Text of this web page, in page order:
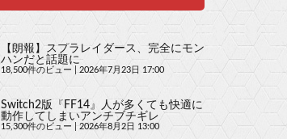
【朗報】スプラレイダース、完全にモン
ハンだと話題に
18,500件のビュー 2026年7月23日 17:00
Switch2版『FF14』人が多くても快適に
動作してしまいアンチブチギレ
15,300件のビュー 2026年8月2日 13:00